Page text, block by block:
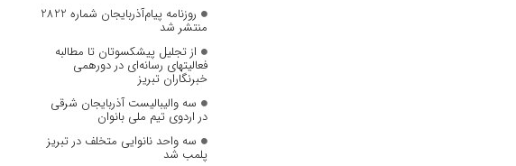
روزنامه پیام‌آذربایجان شماره 2822
منتشر شد
از تجلیل پیشکسوتان تا مطالبه
فعالیتهای رسانه‌ای در دورهمی
خبرنگاران تبریز
سه والیبالیست آذربایجان‌ شرقی
در اردوی تیم ملی بانوان
سه واحد نانوایی متخلف در تبریز
پلمب شد